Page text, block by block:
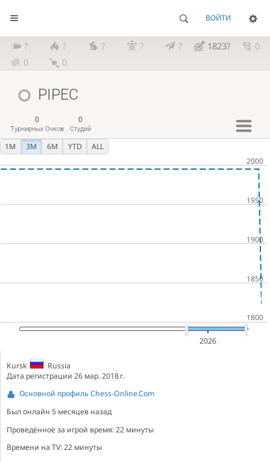
ВОЙТИ
? ? ? ? ? 1823?
0
0
0
PIPEC
0
Турнирных Очков
0
Студий
1M 3M 6M YTD ALL
2026
Kursk
Russia
Дата регистрации 26 мар. 2018 г.
Основной профиль Chess-Online.Com
Был онлайн 5 месяцев назад
Проведённое за игрой время: 22 минуты
Времени на TV: 22 минуты